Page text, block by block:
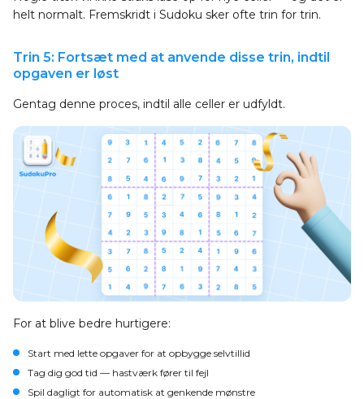
helt normalt. Fremskridt i Sudoku sker ofte trin for trin.
Trin 5: Fortsæt med at anvende disse trin, indtil
opgaven er løst
Gentag denne proces, indtil alle celler er udfyldt.
For at blive bedre hurtigere:
Start med lette opgaver for at opbygge selvtillid
Tag dig god tid — hastværk fører til fejl
Spil dagligt for automatisk at genkende mønstre